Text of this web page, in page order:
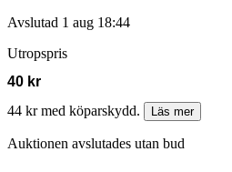
Avslutad 1 aug 18:44
Utropspris
40 kr
44 kr med köparskydd.
Läs mer
Auktionen avslutades utan bud